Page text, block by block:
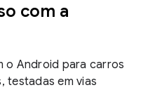
com a
o Android para carros
testadas em vias